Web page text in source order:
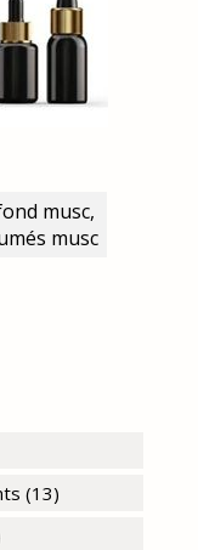
musc,
musc
(13)